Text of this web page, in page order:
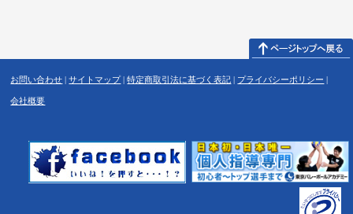
お問い合わせ |サイトマップ|特定商取引法に基づく表記 | プライバシーポリシー |
会社概要